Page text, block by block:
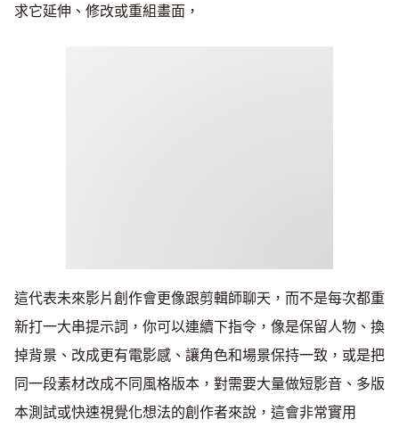
求它延伸、修改或重組畫面，
這代表未來影片創作會更像跟剪輯師聊天，而不是每次都重
新打一大串提示詞，你可以連續下指令，像是保留人物、換
掉背景、改成更有電影感、讓角色和場景保持一致，或是把
同一段素材改成不同風格版本，對需要大量做短影音、多版
本測試或快速視覺化想法的創作者來說，這會非常實用